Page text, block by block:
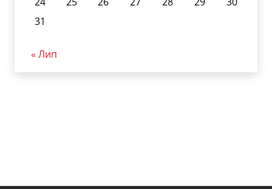
31
« Лип